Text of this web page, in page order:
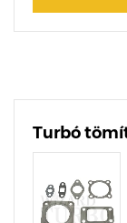
Turbó